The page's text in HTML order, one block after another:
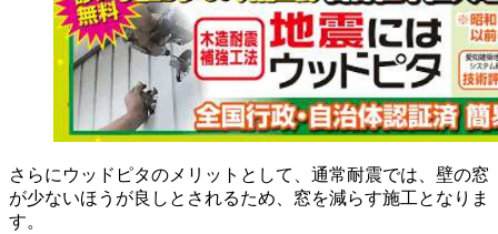
さらにウッドピタのメリットとして、通常耐震では、壁の窓
が少ないほうが良しとされるため、窓を減らす施工となりま
す。